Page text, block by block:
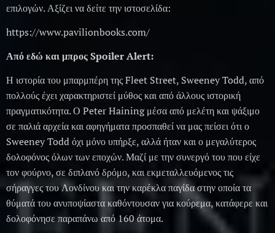
επιλογών. Αξίζει να δείτε την ιστοσελίδα:
https://www.pavilionbooks.com/
Από εδώ και μπρος Spoiler Alert:
Η ιστορία του μπαρμπέρη της Fleet Street, Sweeney Todd, από
πολλούς έχει χαρακτηριστεί μύθος και από άλλους ιστορική
πραγματικότητα. Ο Peter Haining μέσα από μελέτη και ψάξιμο
σε παλιά αρχεία και αφηγήματα προσπαθεί να μας πείσει ότι ο
Sweeney Todd όχι μόνο υπήρξε, αλλά ήταν και ο μεγαλύτερος
δολοφόνος όλων των εποχών. Μαζί με την συνεργό του που είχε
τον φούρνο, σε διπλανό δρόμο, και εκμεταλλευόμενος τις
σήραγγες του Λονδίνου και την καρέκλα παγίδα στην οποία τα
θύματά του ανυποψίαστα καθόντουσαν για κούρεμα, κατάφερε και
δολοφόνησε παραπάνω από 160 άτομα.